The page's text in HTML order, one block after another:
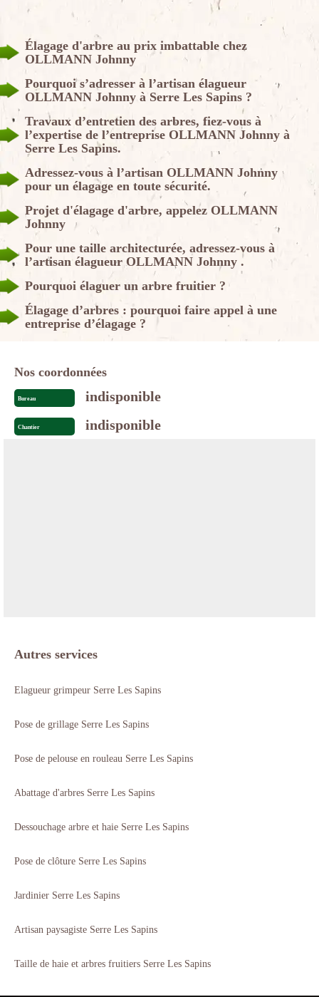
Élagage d'arbre au prix imbattable chez
OLLMANN Johnny
Pourquoi s’adresser à l’artisan élagueur
OLLMANN Johnny à Serre Les Sapins ?
Travaux d’entretien des arbres, fiez-vous à
l’expertise de l’entreprise OLLMANN Johnny à
Serre Les Sapins.
Adressez-vous à l’artisan OLLMANN Johnny
pour un élagage en toute sécurité.
Projet d'élagage d'arbre, appelez OLLMANN
Johnny
Pour une taille architecturée, adressez-vous à
l’artisan élagueur OLLMANN Johnny .
Pourquoi élaguer un arbre fruitier ?
Élagage d’arbres : pourquoi faire appel à une
entreprise d’élagage ?
Nos coordonnées
Bureau indisponible
Chantier indisponible
Autres services
Elagueur grimpeur Serre Les Sapins
Pose de grillage Serre Les Sapins
Pose de pelouse en rouleau Serre Les Sapins
Abattage d'arbres Serre Les Sapins
Dessouchage arbre et haie Serre Les Sapins
Pose de clôture Serre Les Sapins
Jardinier Serre Les Sapins
Artisan paysagiste Serre Les Sapins
Taille de haie et arbres fruitiers Serre Les Sapins